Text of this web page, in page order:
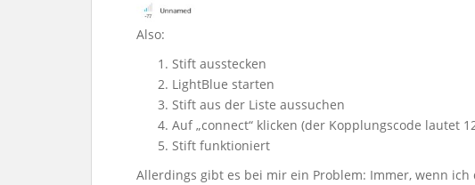
Also:
Stift ausstecken
LightBlue starten
Stift aus der Liste aussuchen
Auf „connect“ klicken (der Kopplungscode lautet
Stift funktioniert
Allerdings gibt es bei mir ein Problem: Immer, wenn